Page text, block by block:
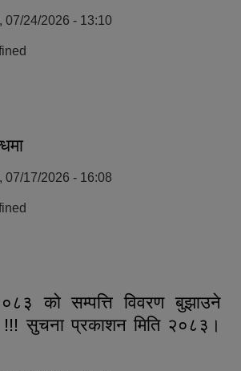
07/24/2026 - 13:10
07/17/2026 - 16:08
को सम्पत्ति विवरण बुझाउने
!!! सुचना प्रकाशन मिति २०८३।